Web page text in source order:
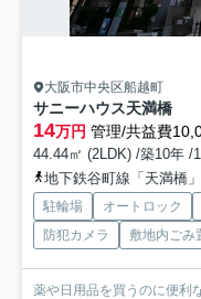
大阪市中央区船越町
サニーハウス天満橋
14万円 管理/共益費
44.44㎡ (2LDK) /築10年 /
地下鉄谷町線「天満橋
駐輪場 オートロック
防犯カメラ
敷地内ごみ
薬や日用品を買うのに便利